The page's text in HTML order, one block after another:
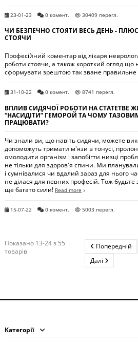
23-01-23 0 комент. 30409 перегл.
ЧИ БЕЗПЕЧНО СТОЯТИ ВЕСЬ ДЕНЬ -
СТОЯЧИ
Професійний коментар від лікаря
роботи стоячи, а також короткий огляд що
сформувати зрештою так зване правильне
31-10-22 0 комент. 8741 перегл.
ВПЛИВ СИДЯЧОЇ РОБОТИ НА СТАТЕТВЕ
“НАСИДІТИ” ГЕМОРОЙ ТА ЧОМУ
ПРАЦЮВАТИ?
Чи знали ви, що навіть сидячи, можете
допоможуть тримати м'язи в тонусі,
омолодити організм і запобігти низці
не тільки для здоров'я спини. Ми
і сумнівалися чи вдалий зараз для нього
не ділася для певних професій. Тож будьте
ще багато сили! Read more
15-07-22 0 комент. 5003 перегл.
Показано 13-24 з 55
товарів
Попередній
Далі
Категорії